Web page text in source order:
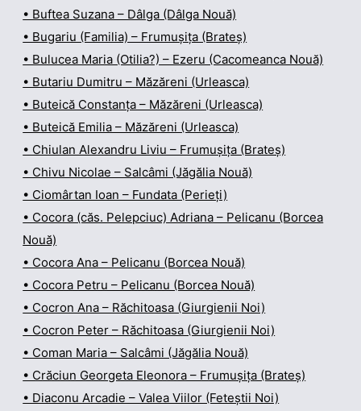
• Buftea Suzana – Dâlga (Dâlga Nouă)
• Bugariu (Familia) – Frumușița (Brateș)
• Bulucea Maria (Otilia?) – Ezeru (Cacomeanca Nouă)
• Butariu Dumitru – Măzăreni (Urleasca)
• Buteică Constanța – Măzăreni (Urleasca)
• Buteică Emilia – Măzăreni (Urleasca)
• Chiulan Alexandru Liviu – Frumușița (Brateș)
• Chivu Nicolae – Salcâmi (Jăgălia Nouă)
• Ciomârtan Ioan – Fundata (Perieți)
• Cocora (căs. Pelepciuc) Adriana – Pelicanu (Borcea
Nouă)
• Cocora Ana – Pelicanu (Borcea Nouă)
• Cocora Petru – Pelicanu (Borcea Nouă)
• Cocron Ana – Răchitoasa (Giurgienii Noi)
• Cocron Peter – Răchitoasa (Giurgienii Noi)
• Coman Maria – Salcâmi (Jăgălia Nouă)
• Crăciun Georgeta Eleonora – Frumușița (Brateș)
• Diaconu Arcadie – Valea Viilor (Feteștii Noi)